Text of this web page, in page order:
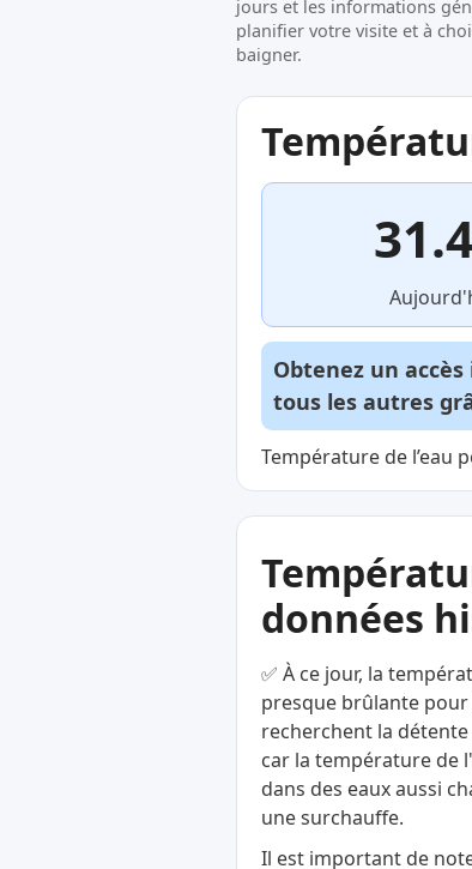
jours et les informations
planifier votre visite et à
baigner.
Obtenez un
tous les autres
Température de l’eau
données
✅ À ce jour, la
presque brûlante
recherchent la
car la température de
dans des eaux aussi
une surchauffe.
Il est important de